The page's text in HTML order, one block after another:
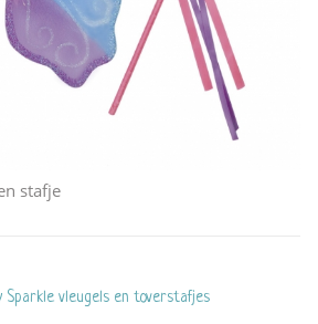
stafje
Sparkle vleugels en toverstafjes